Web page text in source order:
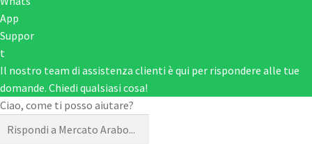
Il nostro team di assistenza clienti è qui per rispondere alle tue
domande. Chiedi qualsiasi cosa!
Ciao, come ti posso aiutare?